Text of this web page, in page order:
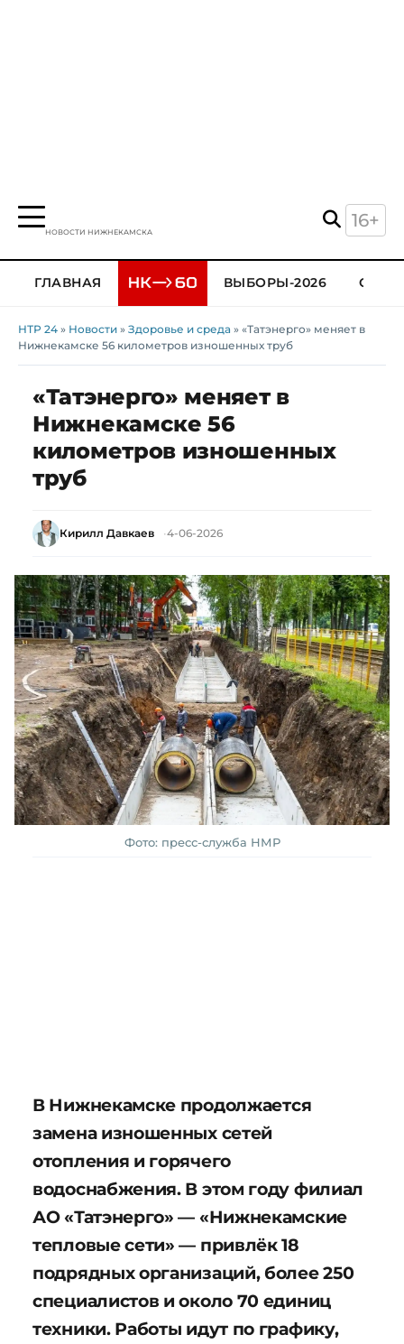
НОВОСТИ НИЖНЕКАМСКА
16+
ГЛАВНАЯ ВЫБОРЫ-2026
НТР 24 » Новости » Здоровье и среда » «Татэнерго» меняет в
Нижнекамске 56 километров изношенных труб
«Татэнерго» меняет в
Нижнекамске 56
километров изношенных
труб
Кирилл Давкаев 4-06-2026
Фото: пресс-служба НМР
В Нижнекамске продолжается
замена изношенных сетей
отопления и горячего
водоснабжения. В этом году филиал
АО «Татэнерго» — «Нижнекамские
тепловые сети» — привлёк 18
подрядных организаций, более 250
специалистов и около 70 единиц
техники. Работы идут по графику,